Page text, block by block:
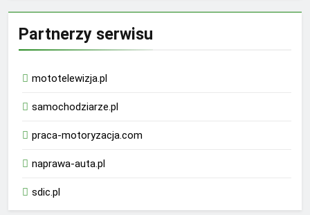
Partnerzy serwisu
mototelewizja.pl
samochodziarze.pl
praca-motoryzacja.com
naprawa-auta.pl
sdic.pl